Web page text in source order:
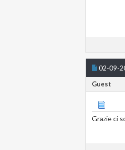
02-09-
Guest
Grazie ci